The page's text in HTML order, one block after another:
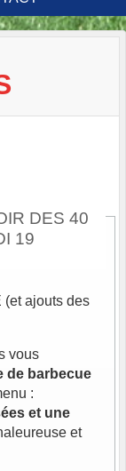
DES 40
19
ajouts des
vous
de barbecue
:
et une
et